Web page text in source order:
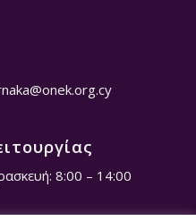
8:00 – 14:00